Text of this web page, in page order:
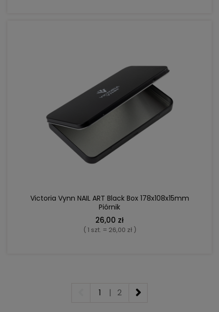
Victoria Vynn NAIL ART Black Box 178x108x15mm
Piórnik
26,00 zł
( 1 szt. = 26,00 zł )
DO KOSZYKA
1 | 2